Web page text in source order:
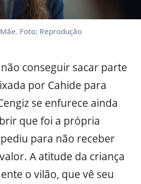
Foto: Reprodução
conseguir sacar parte
por Cahide para
se enfurece ainda
que foi a própria
para não receber
A atitude da criança
o vilão, que vê seu